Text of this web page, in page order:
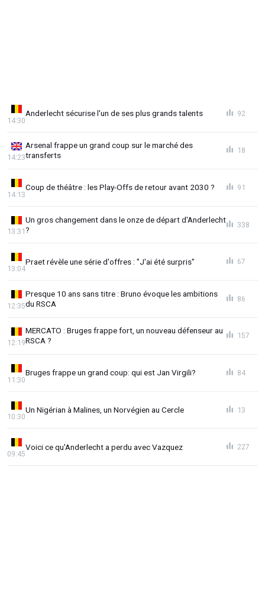
Anderlecht sécurise l'un de ses plus grands talents
14:30
92
Arsenal frappe un grand coup sur le marché des
transferts
14:23
18
Coup de théâtre : les Play-Offs de retour avant 2030 ?
14:13
91
Un gros changement dans le onze de départ d'Anderlecht
?
13:31
338
Praet révèle une série d'offres : "J'ai été surpris"
13:04
67
Presque 10 ans sans titre : Bruno évoque les ambitions
du RSCA
12:35
86
MERCATO : Bruges frappe fort, un nouveau défenseur au
RSCA ?
12:19
157
Bruges frappe un grand coup: qui est Jan Virgili?
11:30
84
Un Nigérian à Malines, un Norvégien au Cercle
10:30
13
Voici ce qu'Anderlecht a perdu avec Vazquez
09:45
227